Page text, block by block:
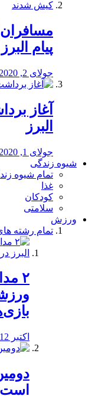
پیام
جولای 2, 2020
آغاز
البرز
جولای 1, 2020
شیوه زندگی
تمام شیوه
غذا
کودکان
سلامتی
ورزش
تمام رشته
اکتبر 12, 2023
است